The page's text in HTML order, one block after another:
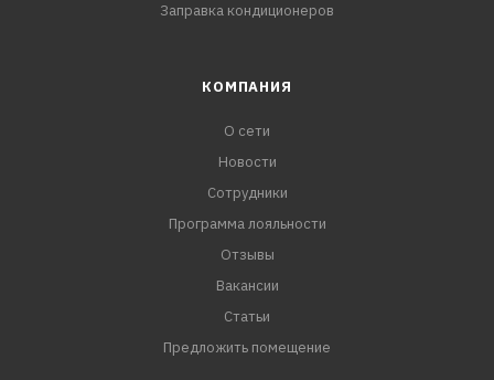
Заправка кондиционеров
КОМПАНИЯ
О сети
Новости
Сотрудники
Программа лояльности
Отзывы
Вакансии
Статьи
Предложить помещение